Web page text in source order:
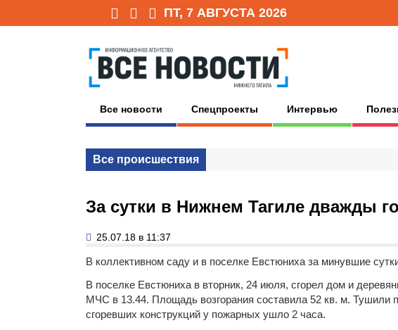
ПТ, 7 АВГУСТА 2026
Все новости Спецпроекты Интервью
Все происшествия
За сутки в Нижнем Тагиле дважды
25.07.18 в 11:37
В коллективном саду и в поселке Евстюниха за минувшие
В поселке Евстюниха в вторник, 24 июля, сгорел дом и
МЧС в 13.44. Площадь возгорания составила 52 кв. м. Тушили
сгоревших конструкций у пожарных ушло 2 часа.